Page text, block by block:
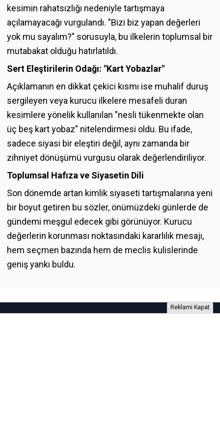
kesimin rahatsızlığı nedeniyle tartışmaya
açılamayacağı vurgulandı. "Bizi biz yapan değerleri
yok mu sayalım?" sorusuyla, bu ilkelerin toplumsal bir
mutabakat olduğu hatırlatıldı.
Sert Eleştirilerin Odağı: "Kart Yobazlar"
Açıklamanın en dikkat çekici kısmı ise muhalif duruş
sergileyen veya kurucu ilkelere mesafeli duran
kesimlere yönelik kullanılan "nesli tükenmekte olan
üç beş kart yobaz" nitelendirmesi oldu. Bu ifade,
sadece siyasi bir eleştiri değil, aynı zamanda bir
zihniyet dönüşümü vurgusu olarak değerlendiriliyor.
Toplumsal Hafıza ve Siyasetin Dili
Son dönemde artan kimlik siyaseti tartışmalarına yeni
bir boyut getiren bu sözler, önümüzdeki günlerde de
gündemi meşgul edecek gibi görünüyor. Kurucu
değerlerin korunması noktasındaki kararlılık mesajı,
hem seçmen bazında hem de meclis kulislerinde
geniş yankı buldu.
Reklami Kapat